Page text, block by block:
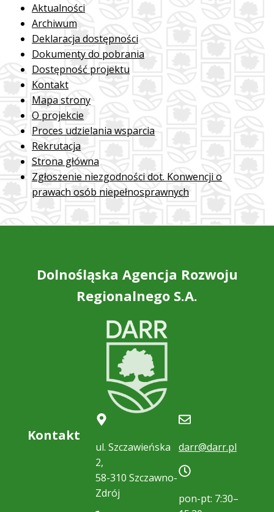
Aktualności
Archiwum
Deklaracja dostępności
Dokumenty do pobrania
Dostępność projektu
Kontakt
Mapa strony
O projekcie
Proces udzielania wsparcia
Rekrutacja
Strona główna
Zgłoszenie niezgodności dot. Konwencji o
prawach osób niepełnosprawnych
Dolnośląska Agencja Rozwoju
Regionalnego S.A.
Kontakt
ul. Szczawieńska
2,
58-310 Szczawno-
Zdrój
darr@darr.pl
pon-pt: 7:30–